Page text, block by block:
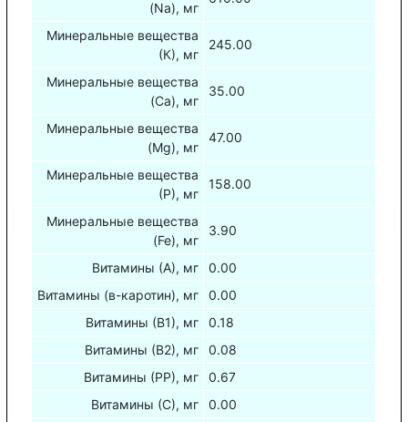
(Na), мг
Минеральные вещества
(К), мг
245.00
Минеральные вещества
(Са), мг
35.00
Минеральные вещества
(Mg), мг
47.00
Минеральные вещества
(Р), мг
158.00
Минеральные вещества
(Fe), мг
3.90
Витамины (А), мг
0.00
Витамины (в-каротин), мг
0.00
Витамины (В1), мг
0.18
Витамины (В2), мг
0.08
Витамины (РР), мг
0.67
Витамины (С), мг
0.00